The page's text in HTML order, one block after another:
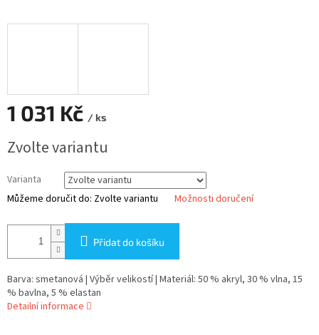
1 031 Kč / ks
cena:
Zvolte variantu
Varianta
Můžeme doručit do: Zvolte variantu Možnosti doručení
Přidat do košíku
Barva: smetanová | Výběr velikostí | Materiál: 50 % akryl, 30 % vlna, 15
% bavlna, 5 % elastan
Detailní informace